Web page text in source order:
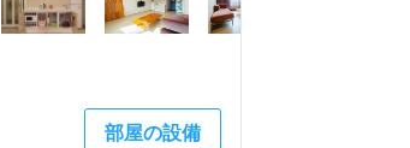
get
changing部屋の設備